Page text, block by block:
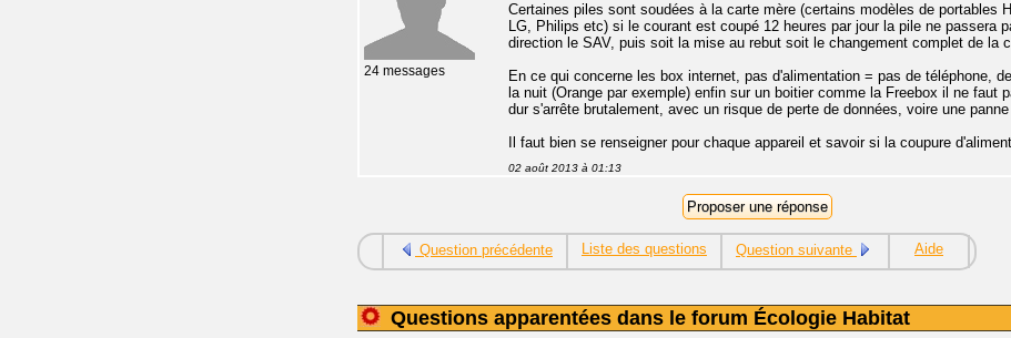
24 messages
Certaines piles sont soudées à la carte mère (certains modèles de portables
LG, Philips etc) si le courant est coupé 12 heures par jour la pile ne passera
direction le SAV, puis soit la mise au rebut soit le changement complet de la
En ce qui concerne les box internet, pas d'alimentation = pas de téléphone,
la nuit (Orange par exemple) enfin sur un boitier comme la Freebox il ne faut
dur s'arrête brutalement, avec un risque de perte de données, voire une
Il faut bien se renseigner pour chaque appareil et savoir si la coupure
02 août 2013 à 01:13
Question précédente Liste des questions Question suivante Aide
Questions apparentées dans le forum Écologie Habitat